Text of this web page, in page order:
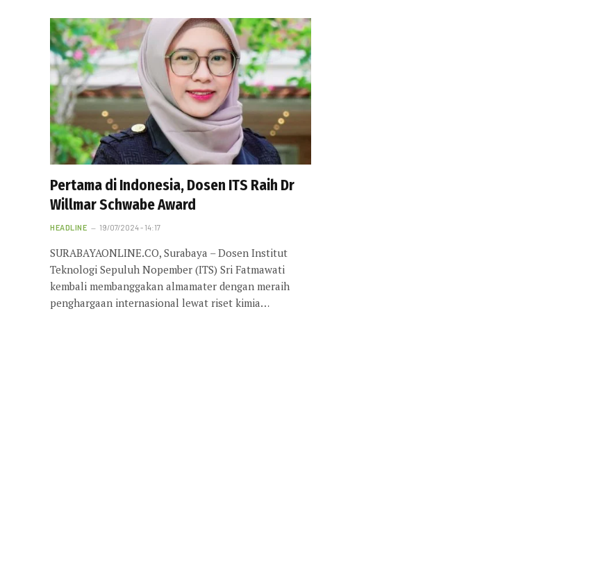
Pertama di Indonesia, Dosen ITS Raih Dr
Willmar Schwabe Award
HEADLINE 19/07/2024 - 14:17
SURABAYAONLINE.CO, Surabaya – Dosen Institut
Teknologi Sepuluh Nopember (ITS) Sri Fatmawati
kembali membanggakan almamater dengan meraih
penghargaan internasional lewat riset kimia…